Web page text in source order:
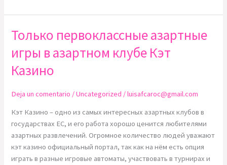
Только первоклассные азартные
игры в азартном клубе Кэт
Казино
Deja un comentario /Uncategorized /luisafcaroc@gmail.com
Кэт Казино – одно из самых интересных азартных клубов в
государствах ЕС, и его работа хорошо ценится любителями
азартных развлечений. Огромное количество людей уважают
кэт казино официальный портал, так как на нём есть опция
играть в разные игровые автоматы, участвовать в турнирах и
Только
первоклассные
азартные
игры
в
азартном
клубе
Кэт
Казино